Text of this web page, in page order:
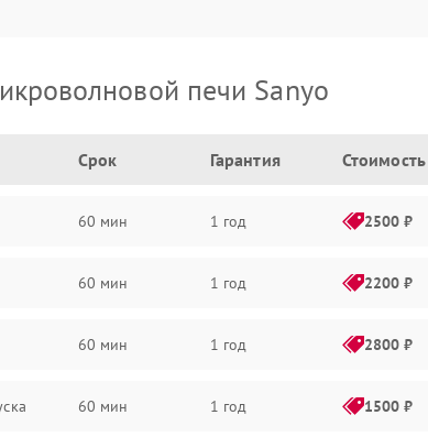
печи Sanyo
Срок Гарантия Стоимость
60 мин 1 год 2500 ₽
60 мин 1 год 2200 ₽
60 мин 1 год 2800 ₽
60 мин 1 год 1500 ₽